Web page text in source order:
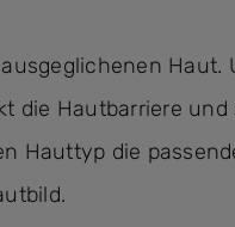
Haut.
die Hautbarriere
Hauttyp die